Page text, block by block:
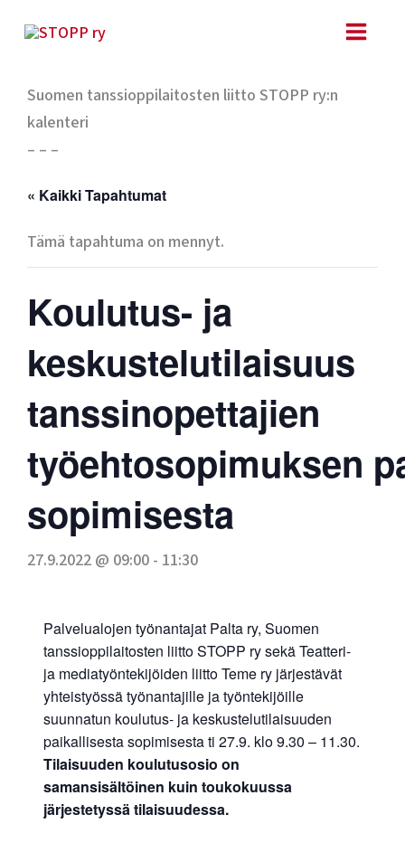
sisältöön
Suomen tanssioppilaitosten liitto STOPP ry:n
kalenteri
– – –
« Kaikki Tapahtumat
Tämä tapahtuma on mennyt.
Koulutus- ja
keskustelutilaisuus
tanssinopettajien
työehtosopimuksen
sopimisesta
27.9.2022 @ 09:00- 11:30
Palvelualojen työnantajat Palta ry, Suomen
tanssioppilaitosten liitto STOPP ry sekä Teatteri-
ja mediatyöntekijöiden liitto Teme ry järjestävät
yhteistyössä työnantajille ja työntekijöille
suunnatun koulutus- ja keskustelutilaisuuden
paikallisesta sopimisesta ti 27.9. klo 9.30 – 11.30.
Tilaisuuden koulutusosio on
samansisältöinen kuin toukokuussa
järjestetyssä tilaisuudessa.